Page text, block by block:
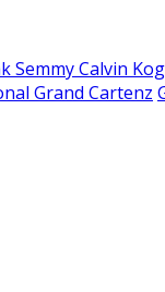
Semmy Calvin
Grand Cartenz